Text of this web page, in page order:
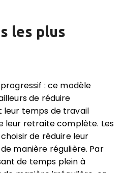
les plus
: ce modèle
de réduire
leur temps de travail
leur retraite complète. Les
de réduire leur
manière régulière. Par
de temps plein à